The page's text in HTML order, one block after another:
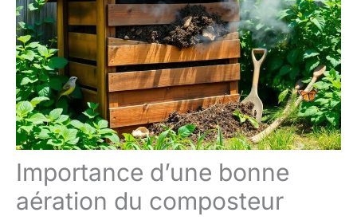
Importance d’une bonne
aération du composteur